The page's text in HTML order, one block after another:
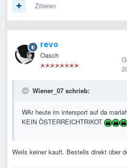
Zitieren
revo
Oasch
Wiener_07 schrieb:
WAr heute im intersport auf da
KEIN ÖSTERREICHTRIKOT
Weils keiner kauft. Bestells direkt über